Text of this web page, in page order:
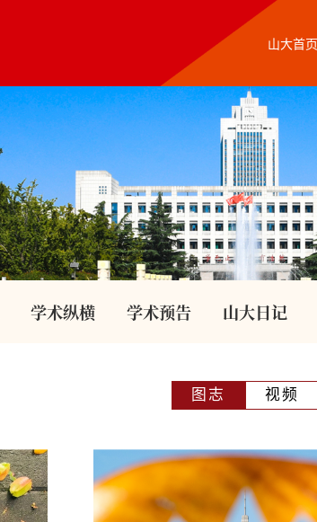
山大首页
学术纵横 学术预告 山大日记
图志 视频